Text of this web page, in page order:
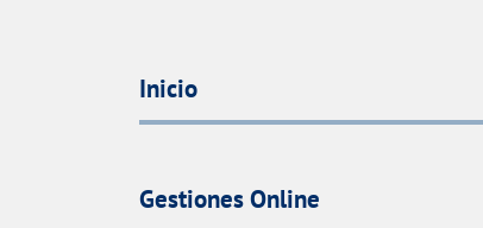
Inicio
Gestiones Online